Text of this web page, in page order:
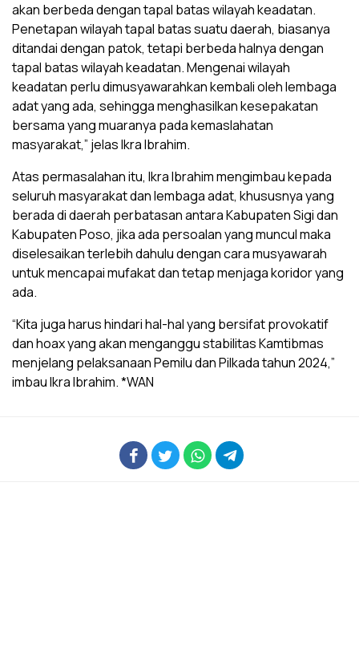
akan berbeda dengan tapal batas wilayah keadatan.
Penetapan wilayah tapal batas suatu daerah, biasanya
ditandai dengan patok, tetapi berbeda halnya dengan
tapal batas wilayah keadatan. Mengenai wilayah
keadatan perlu dimusyawarahkan kembali oleh lembaga
adat yang ada, sehingga menghasilkan kesepakatan
bersama yang muaranya pada kemaslahatan
masyarakat,” jelas Ikra Ibrahim.
Atas permasalahan itu, Ikra Ibrahim mengimbau kepada
seluruh masyarakat dan lembaga adat, khususnya yang
berada di daerah perbatasan antara Kabupaten Sigi dan
Kabupaten Poso, jika ada persoalan yang muncul maka
diselesaikan terlebih dahulu dengan cara musyawarah
untuk mencapai mufakat dan tetap menjaga koridor yang
ada.
“Kita juga harus hindari hal-hal yang bersifat provokatif
dan hoax yang akan menganggu stabilitas Kamtibmas
menjelang pelaksanaan Pemilu dan Pilkada tahun 2024,”
imbau Ikra Ibrahim. *WAN